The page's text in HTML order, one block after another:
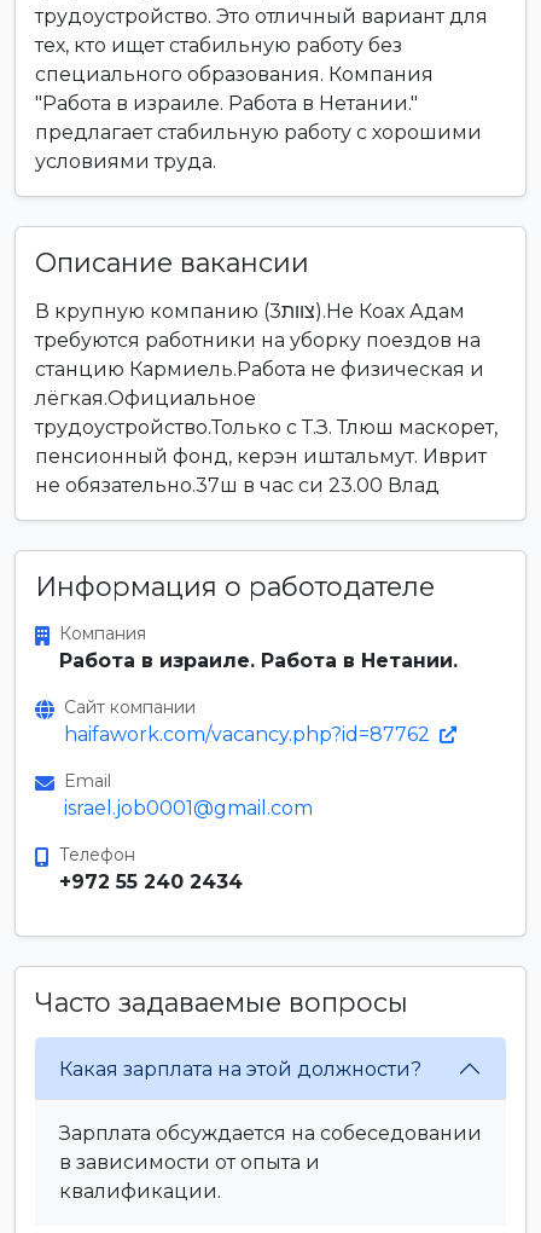
трудоустройство. Это отличный вариант для
тех, кто ищет стабильную работу без
специального образования. Компания
"Работа в израиле. Работа в Нетании."
предлагает стабильную работу с хорошими
условиями труда.
Описание вакансии
В крупную компанию (צוות3).Не Коах Адам
требуются работники на уборку поездов на
станцию Кармиель.Работа не физическая и
лёгкая.Официальное
трудоустройство.Только с Т.З. Тлюш маскорет,
пенсионный фонд, керэн иштальмут. Иврит
не обязательно.37ш в час си 23.00 Влад
Информация о работодателе
Компания
Работа в израиле. Работа в Нетании.
Сайт компании
haifawork.com/vacancy.php?id=87762
Email
israel.job0001@gmail.com
Телефон
+972 55 240 2434
Часто задаваемые вопросы
Какая зарплата на этой должности?
Зарплата обсуждается на собеседовании
в зависимости от опыта и
квалификации.